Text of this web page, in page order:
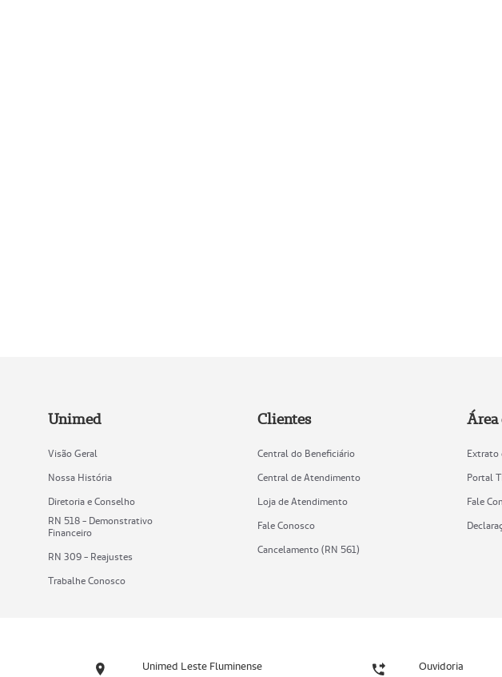
Unimed
Visão Geral
Nossa História
Diretoria e Conselho
RN 518 - Demonstrativo
Financeiro
RN 309 - Reajustes
Trabalhe Conosco
Clientes
Central do Beneficiário
Central de Atendimento
Loja de Atendimento
Fale Conosco
Cancelamento (RN 561)
Área
Extrato
Portal
Fale
Unimed Leste Fluminense Ouvidoria